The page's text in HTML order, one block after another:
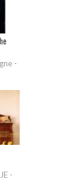
-
-